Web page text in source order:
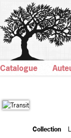
Catalogue
Collection